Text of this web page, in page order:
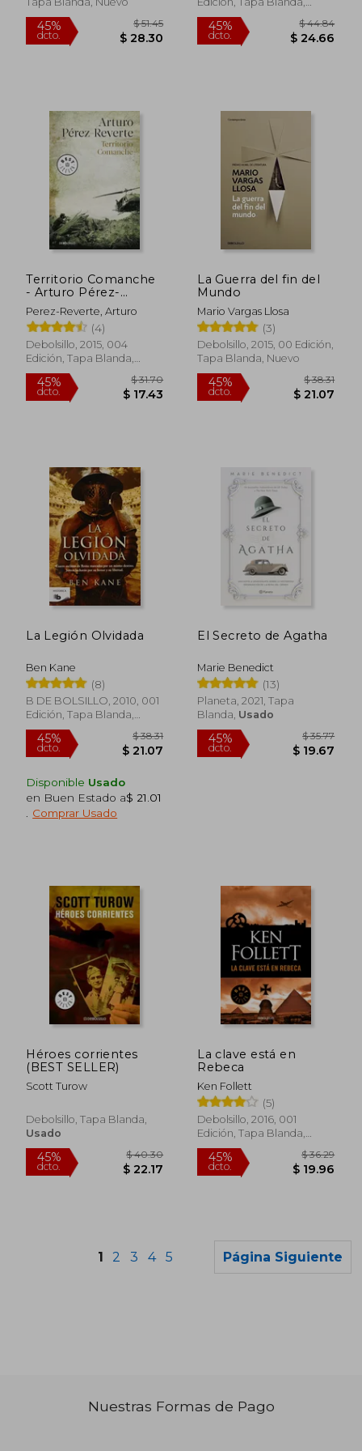
dcto. $ 21.99
45%
dcto.
40%
dcto.
45%
dcto.
45%
dcto. $ 28.30
Nuevo
45%
dcto.
Territorio Comanche
- Arturo Pérez-
Reverte - Libro Físico
Perez-Reverte, Arturo
(4)
Debolsillo, 2015, 004
Edición, Tapa Blanda,
Nuevo
$ 17.43
La Guerra del fin del
Mundo
Mario Vargas Llosa
(3)
Debolsillo, 2015, 00 Edición,
Tapa Blanda, Nuevo
dcto.
La Legión Olvidada
Ben Kane
(8)
B DE BOLSILLO, 2010, 001
Edición, Tapa Blanda,
Nuevo
Disponible Usado
en Buen Estado a$ 21.01
Comprar Usado
El Secreto de Agatha
Marie Benedict
(13)
Planeta, 2021, Tapa
Blanda, Usado
Héroes corrientes
(BEST SELLER)
Scott Turow
Debolsillo, Tapa Blanda,
Usado
La clave está en
Rebeca
Ken Follett
(5)
Debolsillo, 2016, 001
Edición, Tapa Blanda,
Usado
1 2 3 4 5 Página Siguiente
Nuestras Formas de Pago